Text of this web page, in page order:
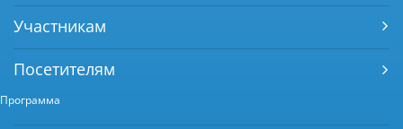
Участникам
Посетителям
Программа